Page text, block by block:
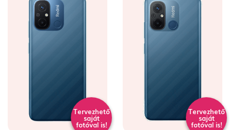
Tervezhető
saját
fotóval is!
Tervezhető
saját
fotóval is!